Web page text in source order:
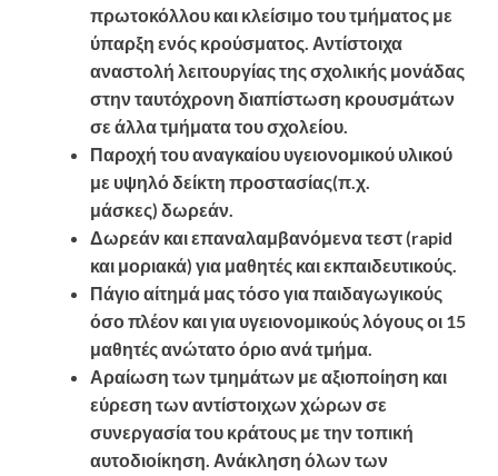
πρωτοκόλλου και κλείσιμο του τμήματος με
ύπαρξη ενός κρούσματος. Αντίστοιχα
αναστολή λειτουργίας της σχολικής μονάδας
στην ταυτόχρονη διαπίστωση κρουσμάτων
σε άλλα τμήματα του σχολείου.
Παροχή του αναγκαίου υγειονομικού υλικού
με υψηλό δείκτη προστασίας(π.χ.
μάσκες) δωρεάν.
Δωρεάν και επαναλαμβανόμενα τεστ (rapid
και μοριακά) για μαθητές και εκπαιδευτικούς.
Πάγιο αίτημά μας τόσο για παιδαγωγικούς
όσο πλέον και για υγειονομικούς λόγους οι 15
μαθητές ανώτατο όριο ανά τμήμα.
Αραίωση των τμημάτων με αξιοποίηση και
εύρεση των αντίστοιχων χώρων σε
συνεργασία του κράτους με την τοπική
αυτοδιοίκηση. Ανάκληση όλων των